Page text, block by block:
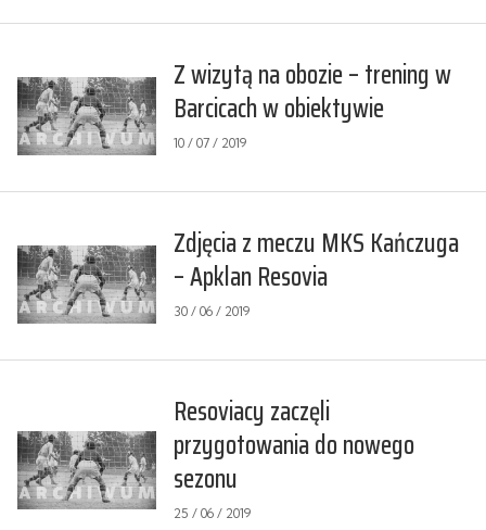
Z wizytą na obozie – trening w
Barcicach w obiektywie
10 / 07 / 2019
Zdjęcia z meczu MKS Kańczuga
– Apklan Resovia
30 / 06 / 2019
Resoviacy zaczęli
przygotowania do nowego
sezonu
25 / 06 / 2019